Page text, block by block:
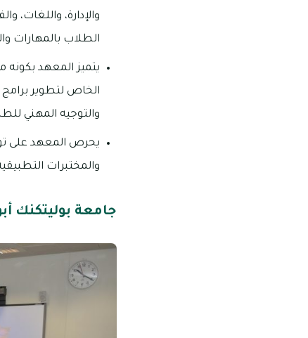
والإدارة،
الطلاب بالمهارات
يتميز المعهد
الخاص لتطوير
والتوجيه المهني
يحرص المعهد على
والمختبرات
جامعة بوليتكنك